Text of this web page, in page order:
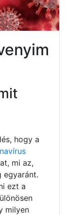
hogy a
mi az,
egyaránt.
ezt a
milyen